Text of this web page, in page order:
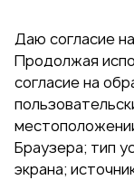
Даю согласие
Продолжая
согласие на
Браузера; тип
экрана;